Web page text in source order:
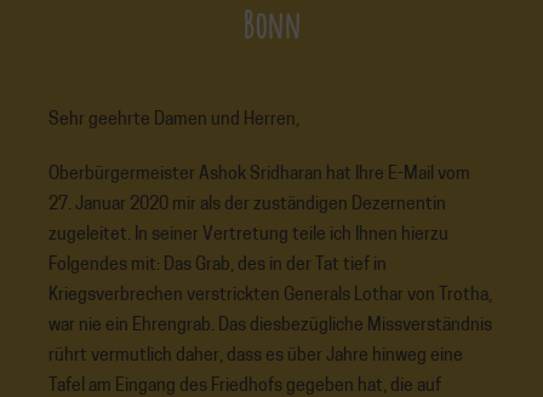
Bonn
Sehr geehrte Damen und Herren,
Oberbürgermeister Ashok Sridharan hat Ihre E-Mail vom
27. Januar 2020 mir als der zuständigen Dezernentin
zugeleitet. In seiner Vertretung teile ich Ihnen hierzu
Folgendes mit: Das Grab, des in der Tat tief in
Kriegsverbrechen verstrickten Generals Lothar von Trotha,
war nie ein Ehrengrab. Das diesbezügliche Missverständnis
rührt vermutlich daher, dass es über Jahre hinweg eine
Tafel am Eingang des Friedhofs gegeben hat, die auf